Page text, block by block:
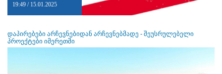
19:49 / 15.01.2025
დაპირებები არჩევნებიდან არჩევნებმადე - შეუსრულებელი
პროექტები იმერეთში